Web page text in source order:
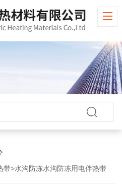
带>水沟防冻水沟防冻用电伴热带